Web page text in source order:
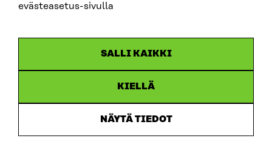
evästeasetus-sivulla
SALLI KAIKKI
KIELLÄ
NÄYTÄ TIEDOT
Saavutettavuusseloste
Asiakirjajulkisuus